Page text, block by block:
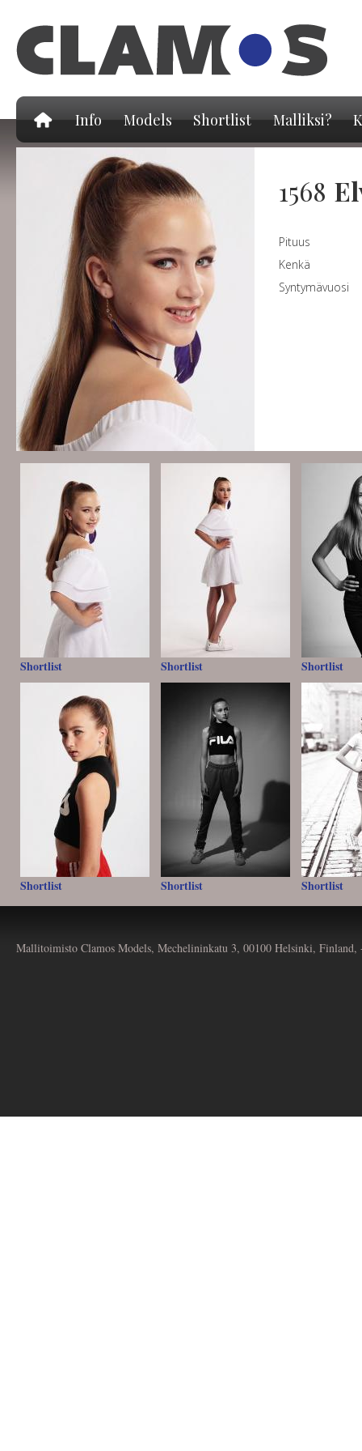
Info Models Shortlist Malliksi?
1568
Pituus
Kenkä
Syntymävuosi
Shortlist Shortlist Shortlist
Shortlist Shortlist Shortlist
Mallitoimisto Clamos Models, Mechelininkatu 3, 00100 Helsinki,